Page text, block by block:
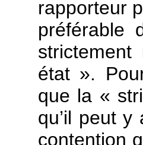
rapporteur
préférable
état ».
que la «
qu’il peut
contention